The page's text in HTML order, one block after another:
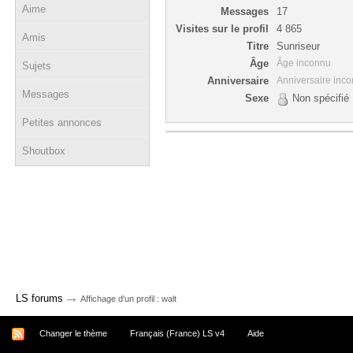
Aime
Amis
Sujets
Messages
Petites annonces
Shoutbox
Messages
17
Visites sur le profil
4 865
Titre
Sunriseur
Âge
Âge inconnu
Anniversaire Anniversaire
Sexe Non spécifié
LS forums → Affichage d'un profil : walt
Changer le thème Français (France) LS v4 Aide